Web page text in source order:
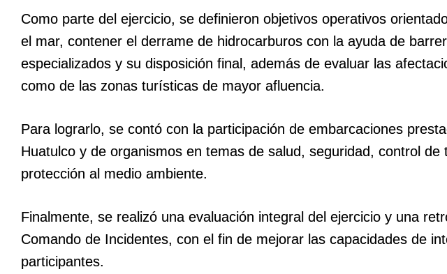
Como parte del ejercicio, se definieron objetivos operativos
el mar, contener el derrame de hidrocarburos con la ayuda de
especializados y su disposición final, además de evaluar las
como de las zonas turísticas de mayor afluencia.
Para lograrlo, se contó con la participación de embarcaciones
Huatulco y de organismos en temas de salud, seguridad, control
protección al medio ambiente.
Finalmente, se realizó una evaluación integral del ejercicio y una
Comando de Incidentes, con el fin de mejorar las capacidades de
participantes.